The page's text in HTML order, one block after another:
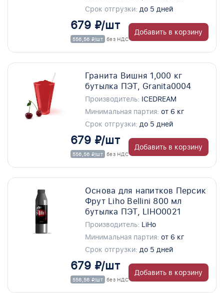
Срок отгрузки: до 5 дней
679 ₽/шт
556,56 ₽/шт без НДС
Добавить в корзину
Гранита Вишня 1,000 кг
бутылка ПЭТ, Granita0004
Производитель: ICEDREAM
Минимальная партия: от 6 кг
Срок отгрузки: до 5 дней
679 ₽/шт
556,56 ₽/шт без НДС
Добавить в корзину
Основа для напитков Персик
Фрут Liho Bellini 800 мл
бутылка ПЭТ, LIHO0021
Производитель: LiHo
Минимальная партия: от 6 кг
Срок отгрузки: до 5 дней
679 ₽/шт
556,56 ₽/шт без НДС
Добавить в корзину